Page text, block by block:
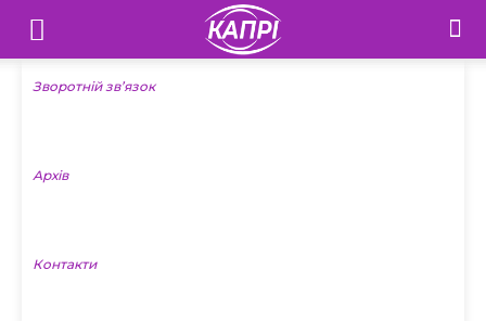
Телебачення
«Капрі»
Новини
Зворотній зв’язок
Архів
Контакти